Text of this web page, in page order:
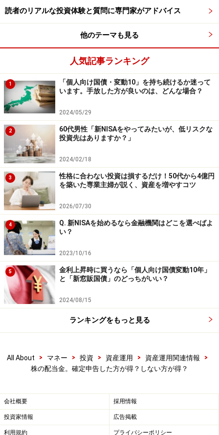
読者のリアルな投資体験と質問に専門家がアドバイス
他のテーマも見る
人気記事ランキング
1
「個人向け国債・変動10」を持ち続けるか迷って
います。手放した方が良いのは、どんな場合？
2024/05/29
2
60代男性「新NISAをやってみたいが、低リスクな
投資先はありますか？」
2024/02/18
3
性格に合わない投資は損するだけ！50代から4億円
を築いた専業主婦が説く、資産を増やすコツ
2026/07/30
4
Q. 新NISAを始めるなら金融機関はどこを選べばよ
い？
2023/10/16
5
金利上昇時に買うなら「個人向け国債変動10年」
と「新窓販国債」のどっちがいい？
2024/08/15
ランキングをもっと見る
All About > マネー > 投資 > 資産運用 > 資産運用関連情報
>
株の配当金。確定申告した方が得？しない方が得？
会社概要 採用情報
投資家情報 広告掲載
利用規約 プライバシーポリシー